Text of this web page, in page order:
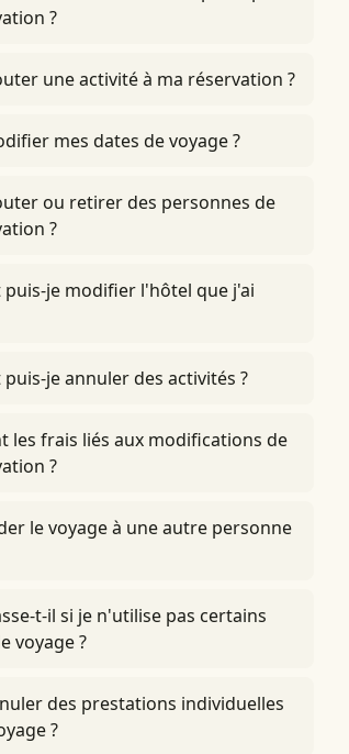
?
une activité à ma réservation ?
mes dates de voyage ?
ou retirer des personnes de
?
puis-je modifier l'hôtel que j'ai
je annuler des activités ?
les frais liés aux modifications de
?
le voyage à une autre personne
t-il si je n'utilise pas certains
voyage ?
des prestations individuelles
?